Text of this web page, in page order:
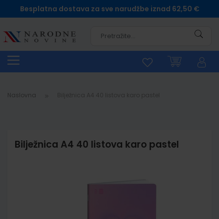
Besplatna dostava za sve narudžbe iznad 62,50 €
Naslovna
Bilježnica A4 40 listova karo pastel